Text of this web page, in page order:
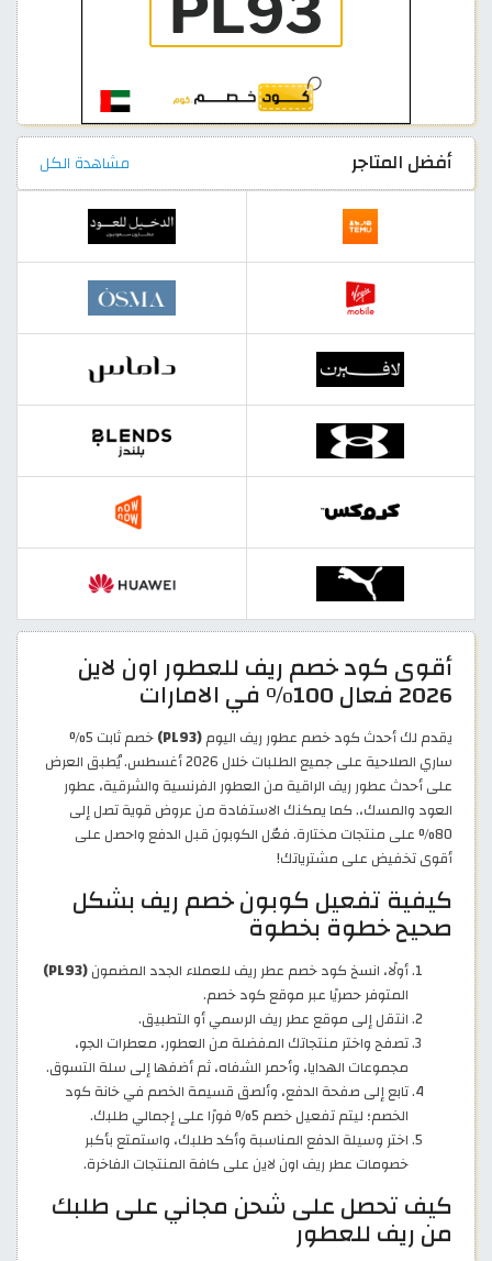
أفضل المتاجر مشاهدة الكل
أقوى كود خصم ريف للعطور اون لاين
2026 فعال 100% في الامارات
يقدم لك أحدث كود خصم عطور ريف اليوم(PL93)
خصم ثابت 5%
ساري الصلاحية على جميع الطلبات خلال 2026 أغسطس. يُطبق العرض
على أحدث عطور ريف الراقية من العطور الفرنسية والشرقية، عطور
العود والمسك،. كما يمكنك الاستفادة من عروض قوية تصل إلى
80% على منتجات مختارة. فعّل الكوبون قبل الدفع واحصل على
أقوى تخفيض على مشترياتك!
كيفية تفعيل كوبون خصم ريف بشكل
صحيح خطوة بخطوة
أولًا، انسخ كود خصم عطر ريف للعملاء الجدد المضمون(PL93)
المتوفر حصريًا عبر موقع كود خصم.
انتقل إلى موقع عطر ريف الرسمي أو التطبيق.
تصفح واختر منتجاتك المفضلة من العطور، معطرات الجو،
مجموعات الهدايا، وأحمر الشفاه، ثم أضفها إلى سلة التسوق.
تابع إلى صفحة الدفع، وألصق قسيمة الخصم في خانة كود
الخصم؛ ليتم تفعيل خصم 5% فورًا على إجمالي طلبك.
اختر وسيلة الدفع المناسبة وأكد طلبك، واستمتع بأكبر
خصومات عطر ريف اون لاين على كافة المنتجات الفاخرة.
كيف تحصل على شحن مجاني على طلبك
من ريف للعطور